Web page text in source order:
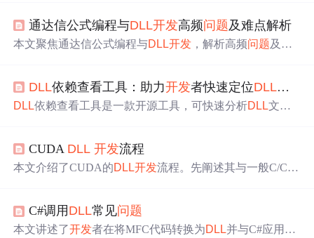
用。通达信公式编程与DLL开发高频问题及难点解析
本文聚焦通达信公式编程与DLL开发 ，解析高频问题及难
泄漏；兼容性与部署问题 ，包括版本冲突和路径配置错
误；高级功能实现难点，如多指标协同和实时数据流处
DLL依赖查看工具：助力开发者快速定位DLL依赖
DLL依赖查看工具是一款开源工具，可快速分析DLL文件
开发者迅速定位和解决依赖
CUDA DLL 开发流程
本文介绍了CUDA的DLL开发流程。先阐述其与一般C/C+
件用于动态导出函数接口。最后说明调用
法，给出代码下载链接。
C#调用 DLL常见问题
本文讲述了开发者在将MFC代码转换为DLL并与C#应用集